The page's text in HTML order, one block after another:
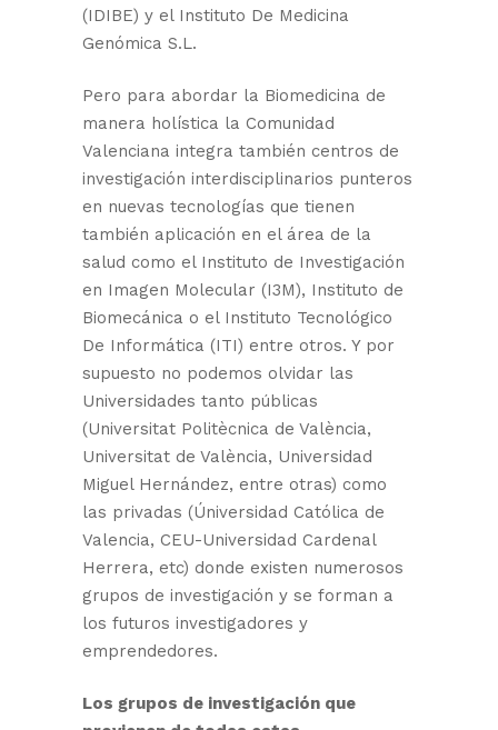
(IDIBE) y el Instituto De Medicina
Genómica S.L.
Pero para abordar la Biomedicina de
manera holística la Comunidad
Valenciana integra también centros de
investigación interdisciplinarios punteros
en nuevas tecnologías que tienen
también aplicación en el área de la
salud como el Instituto de Investigación
en Imagen Molecular (I3M), Instituto de
Biomecánica o el Instituto Tecnológico
De Informática (ITI) entre otros. Y por
supuesto no podemos olvidar las
Universidades tanto públicas
(Universitat Politècnica de València,
Universitat de València, Universidad
Miguel Hernández, entre otras) como
las privadas (Úniversidad Católica de
Valencia, CEU-Universidad Cardenal
Herrera, etc) donde existen numerosos
grupos de investigación y se forman a
los futuros investigadores y
emprendedores.
Los grupos de investigación que